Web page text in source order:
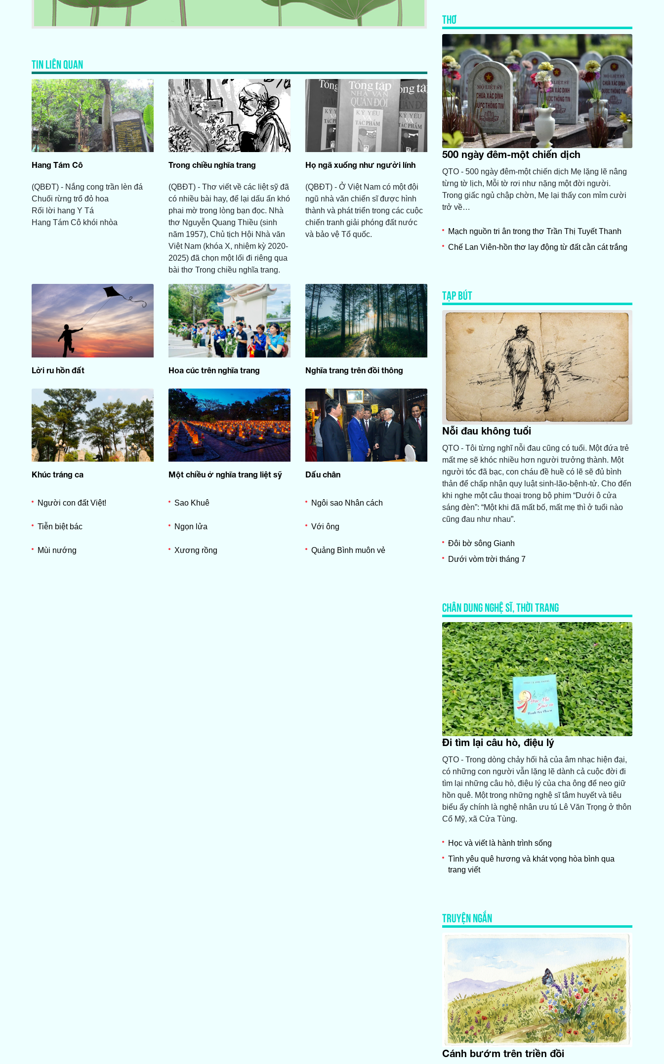
TIN LIÊN QUAN
Hang Tám Cô
(QBĐT) - Nắng cong trần lèn đá
Chuối rừng trổ đỏ hoa
Rối lời hang Y Tá
Hang Tám Cô khói nhòa
Trong chiều nghĩa trang
(QBĐT) - Thơ viết về các liệt sỹ đã
có nhiều bài hay, để lại dấu ấn khó
phai mờ trong lòng bạn đọc. Nhà
thơ Nguyễn Quang Thiều (sinh
năm 1957), Chủ tịch Hội Nhà văn
Việt Nam (khóa X, nhiệm kỳ 2020-
2025) đã chọn một lối đi riêng qua
bài thơ Trong chiều nghĩa trang.
Họ ngã xuống như người lính
(QBĐT) - Ở Việt Nam có một đội
ngũ nhà văn chiến sĩ được hình
thành và phát triển trong các cuộc
chiến tranh giải phóng đất nước
và bảo vệ Tổ quốc.
Lời ru hồn đất Hoa cúc trên nghĩa trang Nghĩa trang trên đồi thông
Khúc tráng ca Một chiều ở nghĩa trang liệt sỹ Dấu chân
Người con đất Việt! Sao Khuê Ngôi sao Nhân cách
Tiễn biệt bác Ngọn lửa Với ông
Mùi nướng Xương rồng Quảng Bình muôn vẻ
THƠ
500 ngày đêm-một chiến dịch
QTO - 500 ngày đêm-một chiến dịch Mẹ lặng lẽ nâng
từng tờ lịch, Mỗi tờ rơi như nặng một đời người.
Trong giấc ngủ chập chờn, Mẹ lại thấy con mỉm cười
trở về…
Mạch nguồn tri ân trong thơ Trần Thị Tuyết Thanh
Chế Lan Viên-hồn thơ lay động từ đất cằn cát trắng
TẠP BÚT
Nỗi đau không tuổi
QTO - Tôi từng nghĩ nỗi đau cũng có tuổi. Một đứa trẻ
mất mẹ sẽ khóc nhiều hơn người trưởng thành. Một
người tóc đã bạc, con cháu đề huề có lẽ sẽ đủ bình
thản để chấp nhận quy luật sinh-lão-bệnh-tử. Cho đến
khi nghe một câu thoại trong bộ phim “Dưới ô cửa
sáng đèn”: “Một khi đã mất bố, mất mẹ thì ở tuổi nào
cũng đau như nhau”.
Đôi bờ sông Gianh
Dưới vòm trời tháng 7
CHÂN DUNG NGHỆ SĨ, THỜI TRANG
Đi tìm lại câu hò, điệu lý
QTO - Trong dòng chảy hối hả của âm nhạc hiện đại,
có những con người vẫn lặng lẽ dành cả cuộc đời đi
tìm lại những câu hò, điệu lý của cha ông để neo giữ
hồn quê. Một trong những nghệ sĩ tâm huyết và tiêu
biểu ấy chính là nghệ nhân ưu tú Lê Văn Trọng ở thôn
Cổ Mỹ, xã Cửa Tùng.
Học và viết là hành trình sống
Tình yêu quê hương và khát vọng hòa bình qua
trang viết
TRUYỆN NGẮN
Cánh bướm trên triền đồi